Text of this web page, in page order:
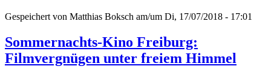
Gespeichert von Matthias Boksch am/um Di, 17/07/2018 - 17:01
Sommernachts-Kino Freiburg:
Filmvergnügen unter freiem Himmel